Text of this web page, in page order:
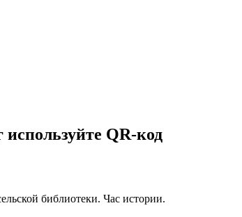
QR-код
библиотеки. Час истории.